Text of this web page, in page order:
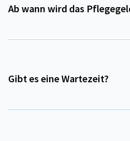
Ab wann wird das
Gibt es eine Wartezeit?